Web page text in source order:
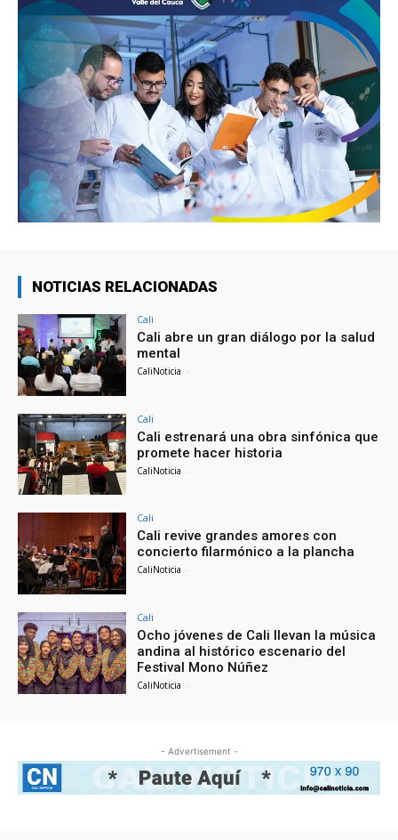
NOTICIAS RELACIONADAS
Cali
Cali abre un gran diálogo por la salud
mental
CaliNoticia -
Cali
Cali estrenará una obra sinfónica que
promete hacer historia
CaliNoticia -
Cali
Cali revive grandes amores con
concierto filarmónico a la plancha
CaliNoticia -
Cali
Ocho jóvenes de Cali llevan la música
andina al histórico escenario del
Festival Mono Núñez
CaliNoticia -
- Advertisement -